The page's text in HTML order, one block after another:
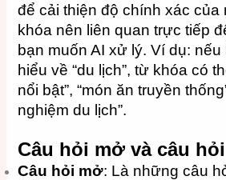
để cải thiện độ chính xác của
khóa nên liên quan trực tiếp
bạn muốn AI xử lý. Ví dụ:
hiểu về “du lịch”, từ khóa có
nổi bật”, “món ăn truyền
nghiệm du lịch”.
Câu hỏi mở và câu
Câu hỏi mở: Là những câu